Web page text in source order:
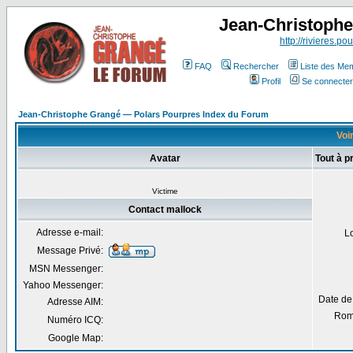
Jean-
http://
FAQ Rechercher
Liste des
Profil
Se
Jean-Christophe Grangé — Polars Pourpres Index du Forum
Avatar Tout à
Victime
Date
Contact mallock
Adresse e-mail:
Message Privé:
MSN Messenger:
Yahoo Messenger:
Adresse AIM:
Numéro ICQ:
Google Map: